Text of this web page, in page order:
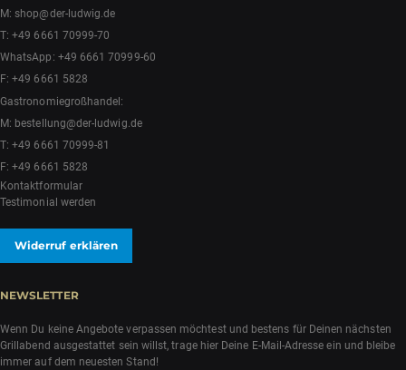
M:shop@der-ludwig.de
T:+49 6661 70999-70
WhatsApp: +49 6661 70999-60
F: +49 6661 5828
Gastronomiegroßhandel:
M: bestellung@der-ludwig.de
T:+49 6661 70999-81
F: +49 6661 5828
Kontaktformular
Testimonial werden
Widerruf erklären
NEWSLETTER
Wenn Du keine Angebote verpassen möchtest und bestens für Deinen nächsten
Grillabend ausgestattet sein willst, trage hier Deine E-Mail-Adresse ein und bleibe
immer auf dem neuesten Stand!